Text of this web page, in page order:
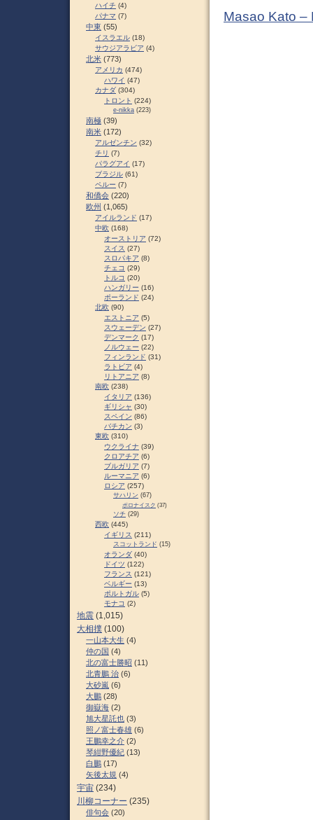
Masao Kato –
ハイチ (4)
パナマ (7)
中東 (55)
イスラエル (18)
サウジアラビア (4)
北米 (773)
アメリカ (474)
ハワイ (47)
カナダ (304)
トロント (224)
e-nikka (223)
南極 (39)
南米 (172)
アルゼンチン (32)
チリ (7)
パラグアイ (17)
ブラジル (61)
ペルー (7)
和僑会 (220)
欧州 (1,065)
アイルランド (17)
中欧 (168)
オーストリア (72)
スイス (27)
スロパキア (8)
チェコ (29)
トルコ (20)
ハンガリー (16)
ポーランド (24)
北欧 (90)
エストニア (5)
スウェーデン (27)
デンマーク (17)
ノルウェー (22)
フィンランド (31)
ラトビア (4)
リトアニア (8)
南欧 (238)
イタリア (136)
ギリシャ (30)
スペイン (86)
バチカン (3)
東欧 (310)
ウクライナ (39)
クロアチア (6)
ブルガリア (7)
ルーマニア (6)
ロシア (257)
サハリン (67)
ポロナイスク (37)
ソチ (29)
西欧 (445)
イギリス (211)
スコットランド (15)
オランダ (40)
ドイツ (122)
フランス (121)
ベルギー (13)
ポルトガル (5)
モナコ (2)
地震 (1,015)
大相撲 (100)
一山本大生 (4)
仲の国 (4)
北の富士勝昭 (11)
北青鵬 治 (6)
大砂嵐 (6)
大鵬 (28)
御嶽海 (2)
旭大星託也 (3)
照ノ富士春雄 (6)
王鵬幸之介 (2)
琴紺野優紀 (13)
白鵬 (17)
矢後太規 (4)
宇宙 (234)
川柳コーナー (235)
俳句会 (20)